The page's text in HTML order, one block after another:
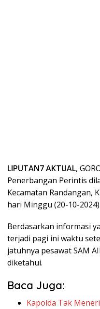
LIPUTAN7 AKTUAL,
Penerbangan Perintis
Kecamatan Randangan,
hari Minggu (20-10-2024).
Berdasarkan informasi
terjadi pagi ini waktu
jatuhnya pesawat SAM
diketahui.
Baca Juga:
Kapolda Tak